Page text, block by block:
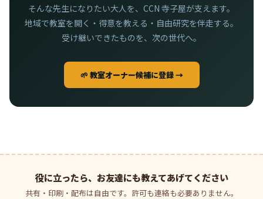
そんな先生になりたい大人を、CCN 寺子屋が支えます。
地域で教室を開く・得意を教える・自由研究を伴走する。
受け継いできたものを、次の世代へ。
🌱 教室オーナー候補に登録 →
役に立ったら、お友達にも教えてあげてください
共有・印刷・配布は自由です。許可も連絡も必要ありません。